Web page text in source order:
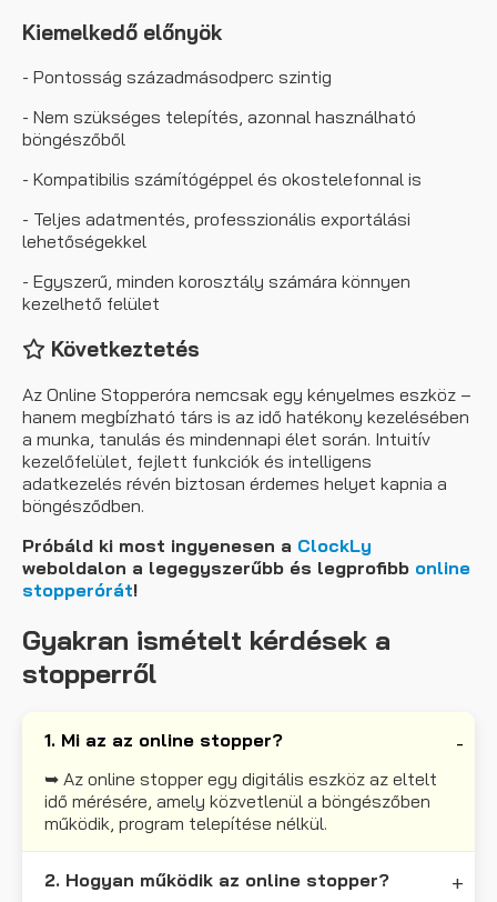
Kiemelkedő előnyök
- Pontosság századmásodperc szintig
- Nem szükséges telepítés, azonnal használható
böngészőből
- Kompatibilis számítógéppel és okostelefonnal is
- Teljes adatmentés, professzionális exportálási
lehetőségekkel
- Egyszerű, minden korosztály számára könnyen
kezelhető felület
Következtetés
Az Online Stopperóra nemcsak egy kényelmes eszköz –
hanem megbízható társ is az idő hatékony kezelésében
a munka, tanulás és mindennapi élet során. Intuitív
kezelőfelület, fejlett funkciók és intelligens
adatkezelés révén biztosan érdemes helyet kapnia a
böngésződben.
Próbáld ki most ingyenesen a ClockLy
weboldalon a legegyszerűbb és legprofibb online
stopperórát!
Gyakran ismételt kérdések a
stopperről
1. Mi az az online stopper?
➥ Az online stopper egy digitális eszköz az eltelt
idő mérésére, amely közvetlenül a böngészőben
működik, program telepítése nélkül.
2. Hogyan működik az online stopper?